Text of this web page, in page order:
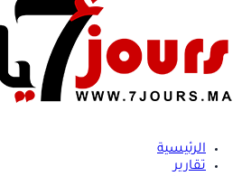
الرئيسية
تقارير